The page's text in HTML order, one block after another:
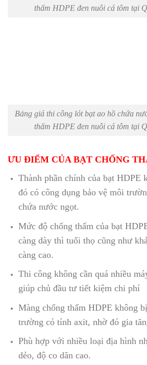
thấm HDPE đen nuôi cá tôm tại
Bảng giá thi công lót bạt ao hồ chứa
thấm HDPE đen nuôi cá tôm tại
ƯU ĐIỂM CỦA BẠT CHỐNG
Thành phần chính của bạt HDPE
đó có công dụng bảo vệ môi
chứa nước ngọt.
Mức độ chống thấm của bạt
càng dày thì tuổi thọ cũng như
càng cao.
Thi công không cần quá nhiều
giúp chủ đầu tư tiết kiệm chi phí
Màng chống thấm HDPE không
trường có tính axit, nhờ đó gia
Phù hợp với nhiều loại địa hình
dẻo, độ co dãn cao.